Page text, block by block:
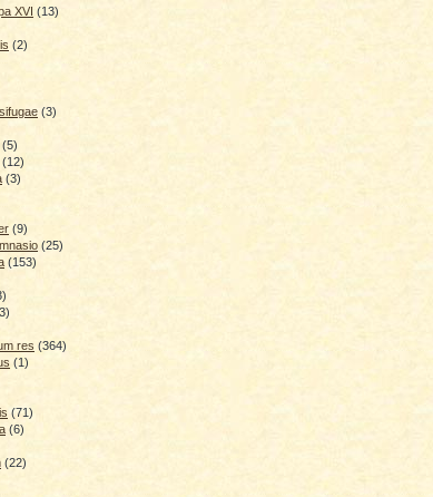
XVI (13)
(2)
(3)
(5)
(12)
(3)
(9)
(25)
(153)
res (364)
(1)
(71)
(6)
(22)